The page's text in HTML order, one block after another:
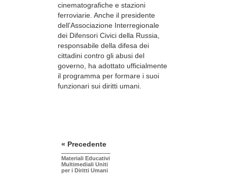
cinematografiche e stazioni
ferroviarie. Anche il presidente
dell’Associazione Interregionale
dei Difensori Civici della Russia,
responsabile della difesa dei
cittadini contro gli abusi del
governo, ha adottato ufficialmente
il programma per formare i suoi
funzionari sui diritti umani.
« Precedente
Materiali Educativi
Multimediali Uniti
per i Diritti Umani